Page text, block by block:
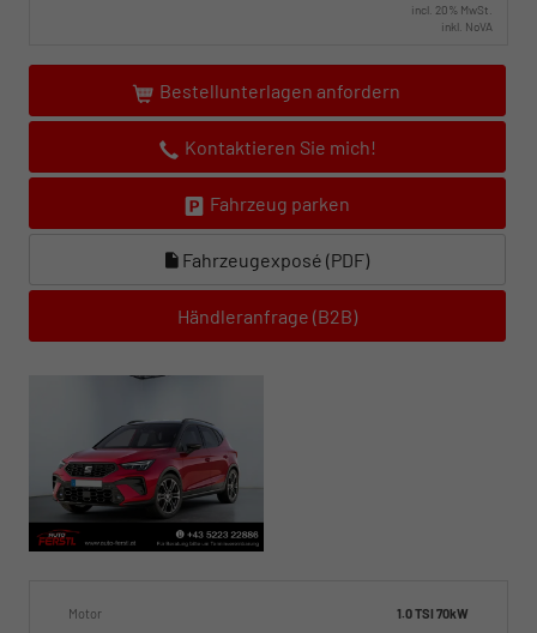
incl. 20% MwSt.
inkl. NoVA
Bestellunterlagen anfordern
Kontaktieren Sie mich!
Fahrzeug parken
Fahrzeugexposé (PDF)
Händleranfrage (B2B)
Motor
1.0 TSI 70kW